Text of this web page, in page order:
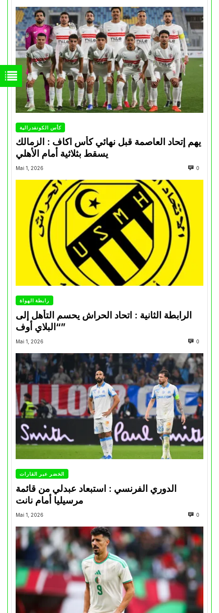
كأس الكونفدرالية
يهم إتحاد العاصمة قبل نهائي كأس اكاف : الزمالك
Mai 1, 2026 0
رابطة الهواة
الرابطة الثانية : اتحاد الحراش يحسم التأهل إلى
“البلاي أوف”
Mai 1, 2026 0
الخضر عبر القارات
الدوري الفرنسي : استبعاد عبدلي من قائمة
مرسيليا أمام نانت
Mai 1, 2026 0